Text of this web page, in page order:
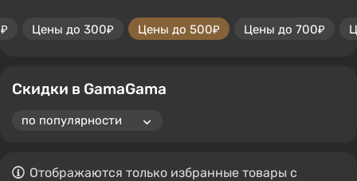
Цены до 300₽ Цены до 500₽ Цены до 700₽
Скидки в GamaGama
Отображаются только избранные товары с